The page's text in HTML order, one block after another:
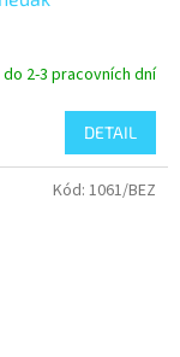
2-3 pracovních dní
DETAIL
Kód: 1061/BEZ